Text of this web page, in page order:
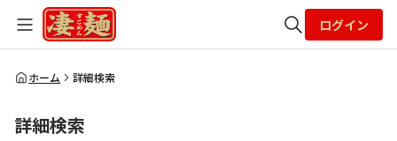
全体検索
ログイン
ホーム 詳細検索
詳細検索